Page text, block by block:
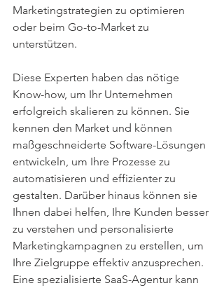
Marketingstrategien zu optimieren
oder beim Go-to-Market zu
unterstützen.
Diese Experten haben das nötige
Know-how, um Ihr Unternehmen
erfolgreich skalieren zu können. Sie
kennen den Market und können
maßgeschneiderte Software-Lösungen
entwickeln, um Ihre Prozesse zu
automatisieren und effizienter zu
gestalten. Darüber hinaus können sie
Ihnen dabei helfen, Ihre Kunden besser
zu verstehen und personalisierte
Marketingkampagnen zu erstellen, um
Ihre Zielgruppe effektiv anzusprechen.
Eine spezialisierte SaaS-Agentur kann